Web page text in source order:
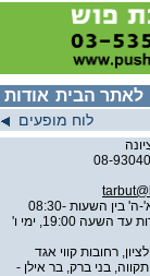
אודות לאתר הבית
לוח מופעים
ימים א'-ה' בין השעות 08:30-
21:00, כשאין מופע יינתן שירות עד השעה 19:00, ימי ו'
רחובות קווי אגד
274 מפתח תקווה, בני ברק, בר אילן -